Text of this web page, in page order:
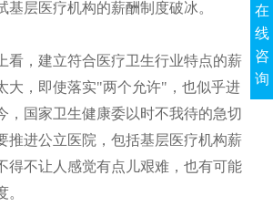
基层医疗机构的薪酬制度破冰。
看，建立符合医疗卫生行业特点的薪
大，即使落实"两个允许"，也似乎进
，国家卫生健康委以时不我待的急切
推进公立医院，包括基层医疗机构薪
得不让人感觉有点儿艰难，也有可能
在
线
咨
询